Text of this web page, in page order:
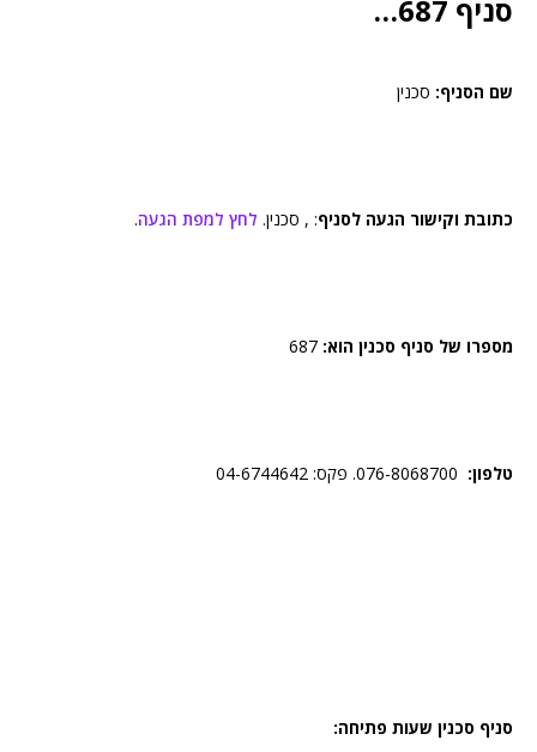
סניף 687…
שם הסניף: סכנין
כתובת וקישור הגעה לסניף: , סכנין. לחץ למפת הגעה.
מספרו של סניף סכנין הוא:
טלפון:
סניף סכנין שעות פתיחה: